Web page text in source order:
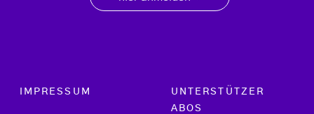
Footer menu
IMPRESSUM
UNTERSTÜTZER
ABOS